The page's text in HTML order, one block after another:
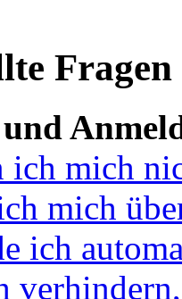
Fragen
ich mich
mich
ich